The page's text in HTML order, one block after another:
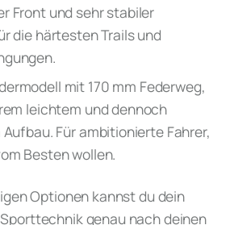
Front und sehr stabiler
die härtesten Trails und
mit 170 mm Federweg,
leichtem und dennoch
Für ambitionierte Fahrer,
Besten wollen.
Optionen kannst du dein
genau nach deinen